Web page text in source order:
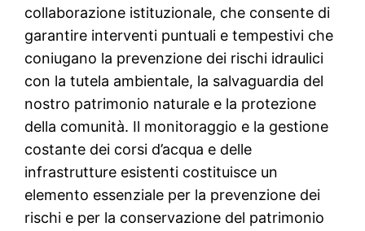
collaborazione istituzionale, che consente di
garantire interventi puntuali e tempestivi che
coniugano la prevenzione dei rischi idraulici
con la tutela ambientale, la salvaguardia del
nostro patrimonio naturale e la protezione
della comunità. Il monitoraggio e la gestione
costante dei corsi d’acqua e delle
infrastrutture esistenti costituisce un
elemento essenziale per la prevenzione dei
rischi e per la conservazione del patrimonio